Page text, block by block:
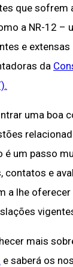
que sofrem
a NR-12 –
e
da
uma boa
é um passo
contatos e
a lhe oferecer
mais
e saberá os